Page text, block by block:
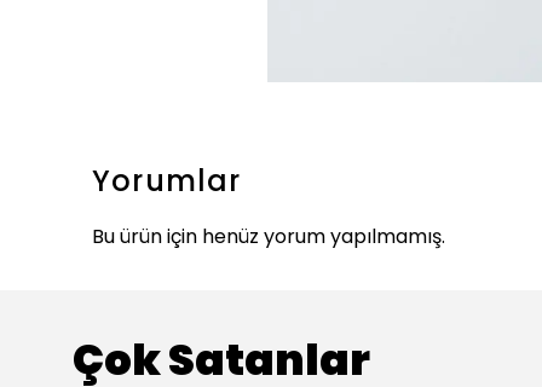
Yorumlar
Bu ürün için henüz yorum yapılmamış.
Çok Satanlar